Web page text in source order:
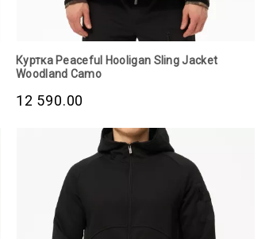
Куртка Peaceful Hooligan Sling Jacket
Woodland Camo
12 590.00